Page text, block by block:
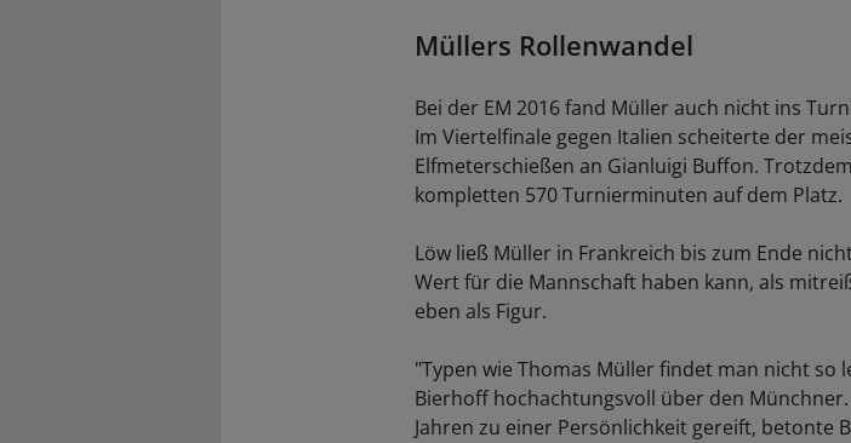
Müllers Rollenwandel
Bei der EM 2016 fand Müller auch nicht ins
Im Viertelfinale gegen Italien scheiterte der
Elfmeterschießen an Gianluigi Buffon.
kompletten 570 Turnierminuten auf dem Platz.
Löw ließ Müller in Frankreich bis zum Ende
Wert für die Mannschaft haben kann, als
eben als Figur.
"Typen wie Thomas Müller findet man nicht so
Bierhoff hochachtungsvoll über den
Jahren zu einer Persönlichkeit gereift, betonte